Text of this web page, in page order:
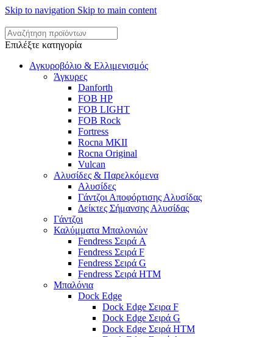
Skip to navigation Skip to main content
Επιλέξτε κατηγορία
Αγκυροβόλιο & Ελλιμενισμός
Άγκυρες
Danforth
FOB HP
FOB LIGHT
FOB Rock
Fortress
Rocna MKII
Rocna Original
Vulcan
Αλυσίδες & Παρελκόμενα
Αλυσίδες
Γάντζοι Αποφόρτισης Αλυσίδας
Δείκτες Σήμανσης Αλυσίδας
Γάντζοι
Καλύμματα Μπαλονιών
Fendress Σειρά A
Fendress Σειρά F
Fendress Σειρά G
Fendress Σειρά HTM
Μπαλόνια
Dock Edge
Dock Edge Σειρα F
Dock Edge Σειρά G
Dock Edge Σειρά HTM